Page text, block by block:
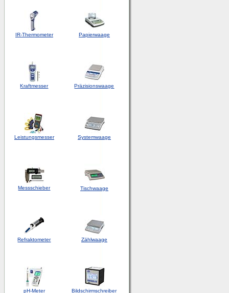
IR-Thermometer Papierwaage
Kraftmesser Präzisionswaage
Leistungsmesser Systemwaage
Messschieber Tischwaage
Refraktometer Zählwaage
pH-Meter Bildschirmschreiber